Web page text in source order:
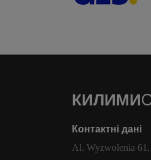
КИЛИМИ
Контактні дані
Al. Wyzwolenia